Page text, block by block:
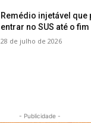
Remédio injetável que
entrar no SUS até o fim
28 de julho de 2026
- Publicidade -